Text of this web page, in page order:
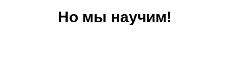
Но мы научим!